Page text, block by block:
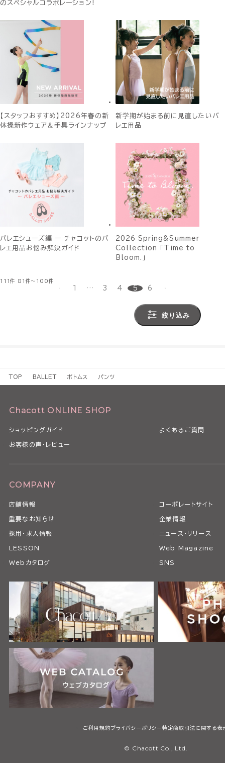
のスペシャルコラボレーション!
【スタッフおすすめ】2026年春の新
体操新作ウェア＆手具ラインナップ
新学期が始まる前に見直したいバ
レエ用品
バレエシューズ編 ー チャコットのバ
レエ用品お悩み解決ガイド
2026 Spring&Summer
Collection 「Time to
Bloom.」
111件 81件～100件
1 … 3 4 5 6
絞り込み
TOP BALLET ボトムス パンツ
Chacott ONLINE SHOP
ショッピングガイド よくあるご質問
お客様の声・レビュー
COMPANY
店舗情報 コーポレートサイト
重要なお知らせ 企業情報
採用・求人情報 ニュース・リリース
LESSON Web Magazine
Webカタログ SNS
ご利用規約プライバシーポリシー特定商取引法に関する表
© Chacott Co., Ltd.